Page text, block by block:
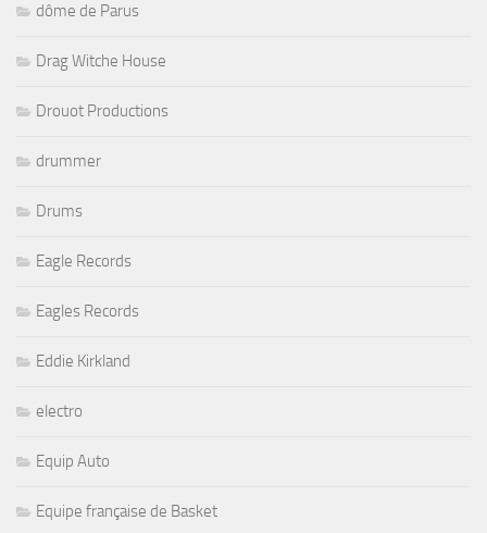
dôme de Parus
Drag Witche House
Drouot Productions
drummer
Drums
Eagle Records
Eagles Records
Eddie Kirkland
electro
Equip Auto
Equipe française de Basket